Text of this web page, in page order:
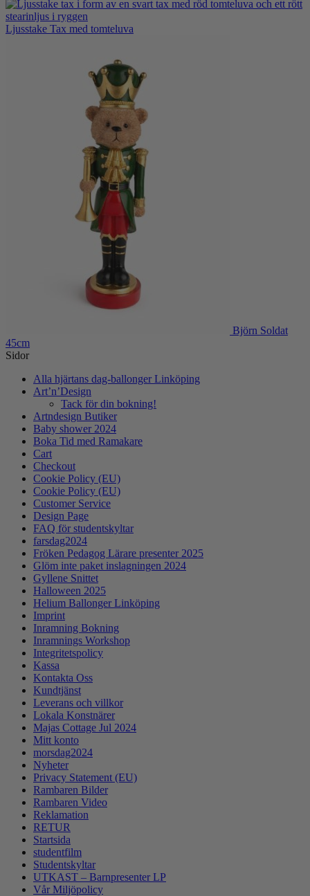
Ljusstake Tax med tomteluva
Björn Soldat
45cm
Sidor
Alla hjärtans dag-ballonger Linköping
Art’n’Design
Tack för din bokning!
Artndesign Butiker
Baby shower 2024
Boka Tid med Ramakare
Cart
Checkout
Cookie Policy (EU)
Cookie Policy (EU)
Customer Service
Design Page
FAQ för studentskyltar
farsdag2024
Fröken Pedagog Lärare presenter 2025
Glöm inte paket inslagningen 2024
Gyllene Snittet
Halloween 2025
Helium Ballonger Linköping
Imprint
Inramning Bokning
Inramnings Workshop
Integritetspolicy
Kassa
Kontakta Oss
Kundtjänst
Leverans och villkor
Lokala Konstnärer
Majas Cottage Jul 2024
Mitt konto
morsdag2024
Nyheter
Privacy Statement (EU)
Rambaren Bilder
Rambaren Video
Reklamation
RETUR
Startsida
studentfilm
Studentskyltar
UTKAST – Barnpresenter LP
Vår Miljöpolicy